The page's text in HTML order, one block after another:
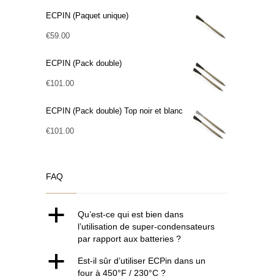
ECPIN (Paquet unique)
€59.00
ECPIN (Pack double)
€101.00
ECPIN (Pack double) Top noir et blanc
€101.00
FAQ
a
Qu’est-ce qui est bien dans
l’utilisation de super-condensateurs
par rapport aux batteries ?
a
Est-il sûr d’utiliser ECPin dans un
four à 450°F / 230°C ?